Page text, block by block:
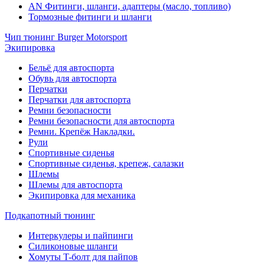
AN Фитинги, шланги, адаптеры (масло, топливо)
Тормозные фитинги и шланги
Чип тюнинг Burger Motorsport
Экипировка
Бельё для автоспорта
Обувь для автоспорта
Перчатки
Перчатки для автоспорта
Ремни безопасности
Ремни безопасности для автоспорта
Ремни. Крепёж Накладки.
Рули
Спортивные сиденья
Спортивные сиденья, крепеж, салазки
Шлемы
Шлемы для автоспорта
Экипировка для механика
Подкапотный тюнинг
Интеркулеры и пайпинги
Силиконовые шланги
Хомуты T-болт для пайпов